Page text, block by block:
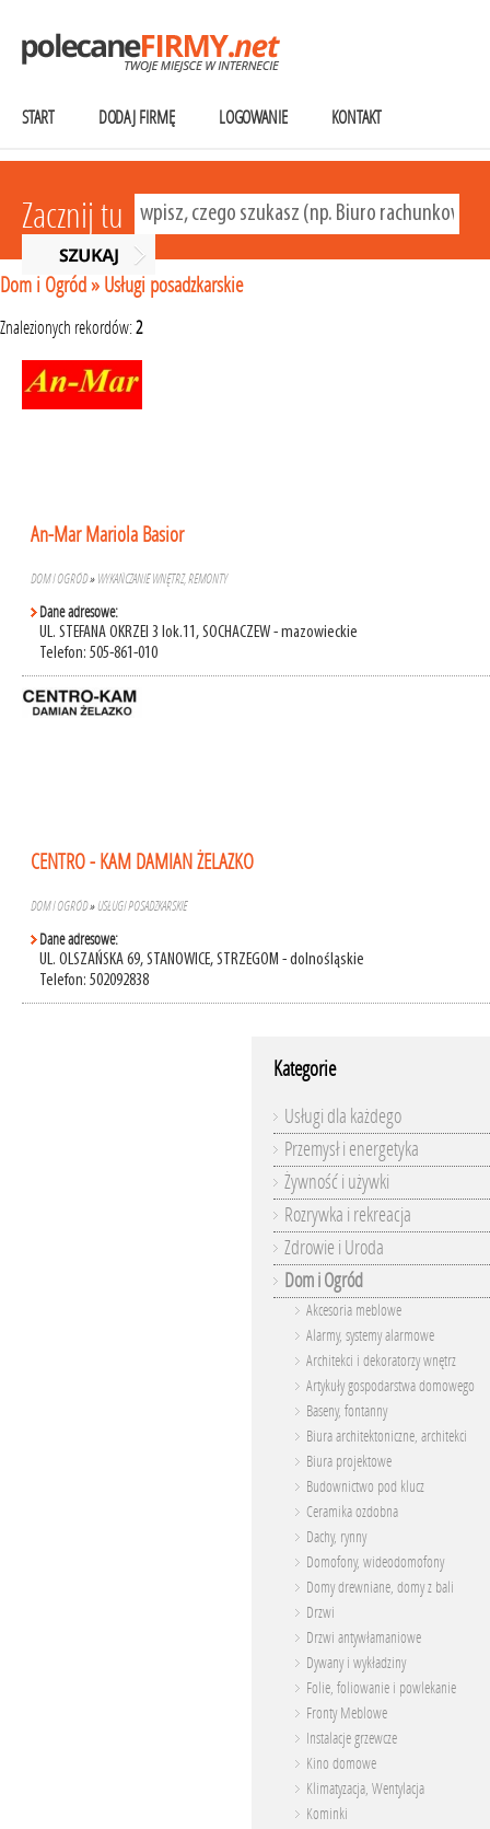
START DODAJ FIRMĘ LOGOWANIE KONTAKT
Zacznij tu
Dom i Ogród» Usługi posadzkarskie
Znalezionych rekordów:2
An-Mar Mariola Basior
DOM I OGRÓD» WYKAŃCZANIE WNĘTRZ, REMONTY
Dane adresowe:
UL. STEFANA OKRZEI 3 lok.11, SOCHACZEW - mazowieckie
Telefon: 505-861-010
CENTRO - KAM DAMIAN ŻELAZKO
DOM I OGRÓD» USŁUGI POSADZKARSKIE
Dane adresowe:
UL. OLSZAŃSKA 69, STANOWICE, STRZEGOM - dolnośląskie
Telefon: 502092838
Kategorie
Usługi dla każdego
Przemysł i energetyka
Żywność i używki
Rozrywka i rekreacja
Zdrowie i Uroda
Dom i Ogród
Akcesoria meblowe
Alarmy, systemy alarmowe
Architekci i dekoratorzy wnętrz
Artykuły gospodarstwa domowego
Baseny, fontanny
Biura architektoniczne, architekci
Biura projektowe
Budownictwo pod klucz
Ceramika ozdobna
Dachy, rynny
Domofony, wideodomofony
Domy drewniane, domy z bali
Drzwi
Drzwi antywłamaniowe
Dywany i wykładziny
Folie, foliowanie i powlekanie
Fronty Meblowe
Instalacje grzewcze
Kino domowe
Klimatyzacja, Wentylacja
Kominki